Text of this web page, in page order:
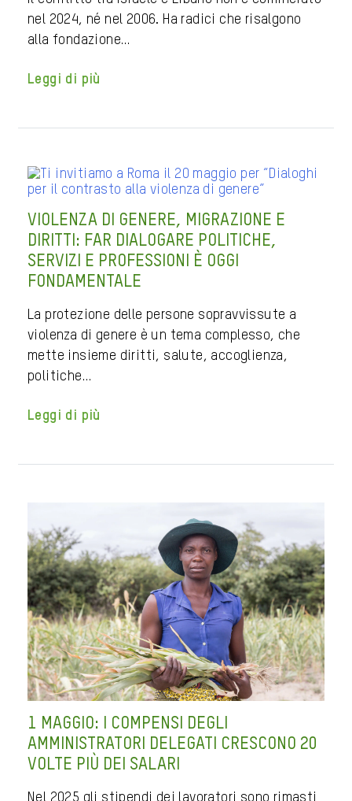
nel 2024, né nel 2006. Ha radici che risalgono
alla fondazione…
Leggi di più
VIOLENZA DI GENERE, MIGRAZIONE E
DIRITTI: FAR DIALOGARE POLITICHE,
SERVIZI E PROFESSIONI È OGGI
FONDAMENTALE
La protezione delle persone sopravvissute a
violenza di genere è un tema complesso, che
mette insieme diritti, salute, accoglienza,
politiche…
Leggi di più
1 MAGGIO: I COMPENSI DEGLI
AMMINISTRATORI DELEGATI CRESCONO 20
VOLTE PIÙ DEI SALARI
Nel 2025 gli stipendi dei lavoratori sono rimasti